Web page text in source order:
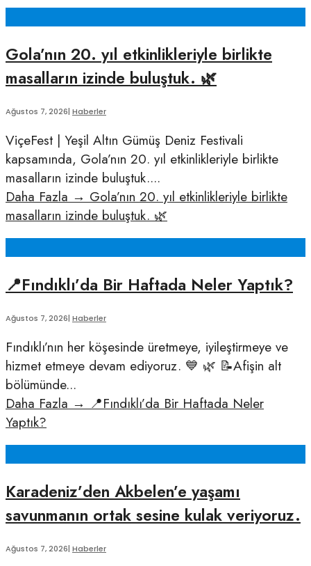
Gola’nın 20. yıl etkinlikleriyle birlikte
masalların izinde buluştuk. 🌿
Ağustos 7, 2026| Haberler
ViçeFest | Yeşil Altın Gümüş Deniz Festivali
kapsamında, Gola’nın 20. yıl etkinlikleriyle birlikte
masalların izinde buluştuk....
Daha Fazla → Gola’nın 20. yıl etkinlikleriyle birlikte
masalların izinde buluştuk. 🌿
📍Fındıklı’da Bir Haftada Neler Yaptık?
Ağustos 7, 2026| Haberler
Fındıklı’nın her köşesinde üretmeye, iyileştirmeye ve
hizmet etmeye devam ediyoruz. 💙 🌿 📝Afişin alt
bölümünde...
Daha Fazla → 📍Fındıklı’da Bir Haftada Neler
Yaptık?
Karadeniz’den Akbelen’e yaşamı
savunmanın ortak sesine kulak veriyoruz.
Ağustos 7, 2026| Haberler